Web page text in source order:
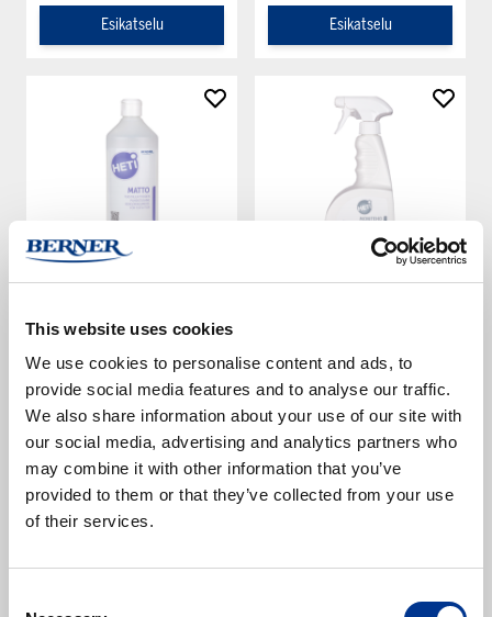
This website uses cookies
We use cookies to personalise content and ads, to
provide social media features and to analyse our traffic.
We also share information about your use of our site with
our social media, advertising and analytics partners who
may combine it with other information that you’ve
provided to them or that they’ve collected from your use
of their services.
Esikatselu
Esikatselu
15842932
Varastossa
Alk. 8,81 € (alv 0%)
Esikatselu
1000000520
Varastossa
8,55 € (alv 0%)
Esikatselu